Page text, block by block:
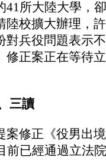
41所大陸大學，
陸校擴大辦理，
對兵役問題表示
修正案正在等待
三讀
案修正《役男出
前已經通過立法